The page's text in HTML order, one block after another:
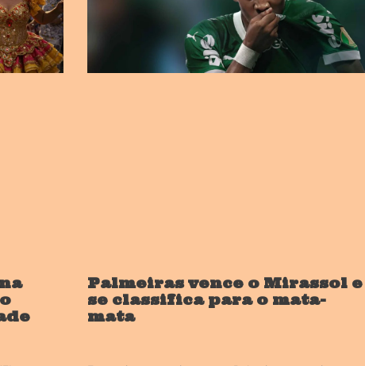
Palmeiras vence o Mirassol e
se classifica para o mata-
mata